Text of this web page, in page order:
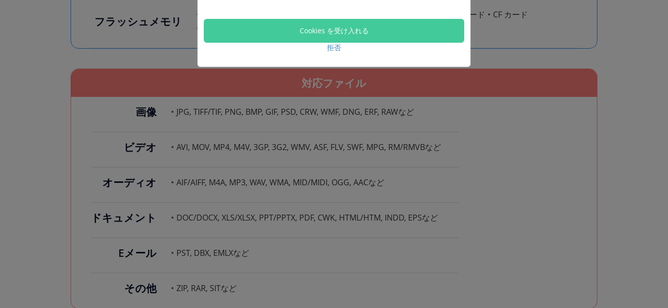
フラッシュメモリ SD カード
CF カード
対応ファイル
画像 JPG, TIFF/TIF, PNG, BMP, GIF, PSD, CRW, WMF, DNG, ERF, RAWなど
ビデオ AVI, MOV, MP4, M4V, 3GP, 3G2, WMV, ASF, FLV, SWF, MPG, RM/RMVBなど
オーディオ AIF/AIFF, M4A, MP3, WAV, WMA, MID/MIDI, OGG, AACなど
ドキュメント DOC/DOCX, XLS/XLSX, PPT/PPTX, PDF, CWK, HTML/HTM, INDD, EPSなど
Eメール PST, DBX, EMLXなど
その他 ZIP, RAR, SITなど
Cookies を受け入れる
拒否